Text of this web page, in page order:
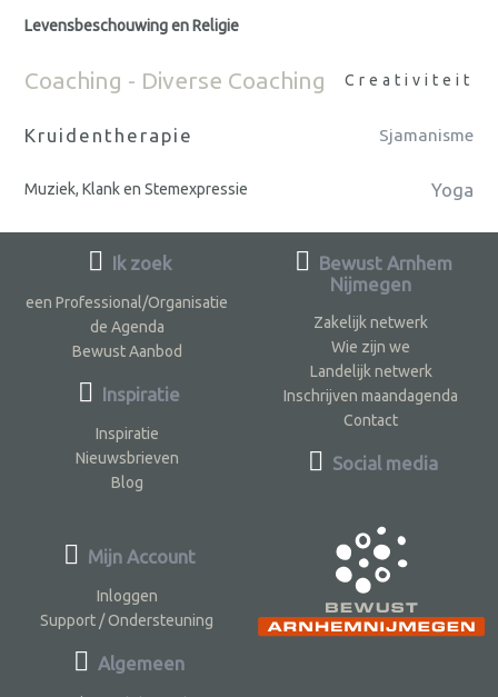
Levensbeschouwing en Religie
Coaching - Diverse Coaching Creativiteit
Kruidentherapie Sjamanisme
Muziek, Klank en Stemexpressie Yoga
Ik zoek
een Professional/Organisatie
de Agenda
Bewust Aanbod
Inspiratie
Inspiratie
Nieuwsbrieven
Blog
Bewust Arnhem
Nijmegen
Zakelijk netwerk
Wie zijn we
Landelijk netwerk
Inschrijven maandagenda
Contact
Social media
Mijn Account
Inloggen
Support / Ondersteuning
Algemeen